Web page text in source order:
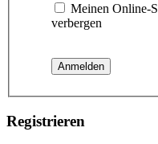
Meinen Online-
verbergen
Registrieren